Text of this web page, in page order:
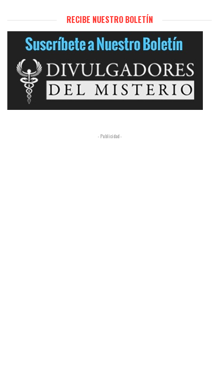
RECIBE NUESTRO BOLETÍN
- Publicidad -